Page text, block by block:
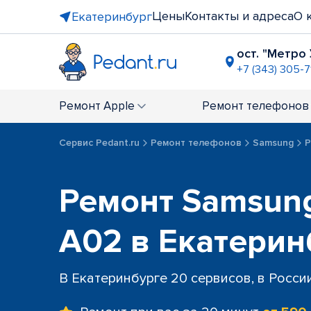
ЕкатеринбургЦеныКонтакты и адресаО
ост.
+7 (343) 305-
+7 (343)
ост.
+7 (343)
ТРЦ
+7 (343)
ост. пр-т
+7 (343)
Ремонт Apple Ремонт телефонов
Сервис Pedant.ru Ремонт телефонов Samsung
Ремонт
A02 в
В Екатеринбурге 20 сервисов, в